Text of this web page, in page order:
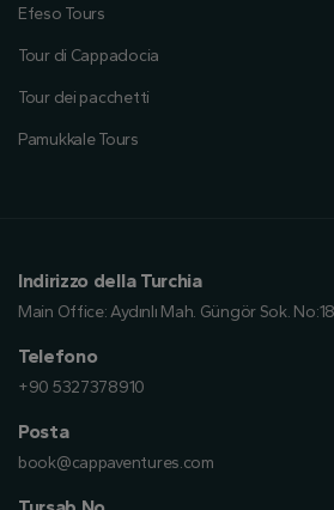
Efeso Tours
Tour di Cappadocia
Tour dei pacchetti
Pamukkale Tours
Indirizzo della Turchia
Main Office:Aydınlı Mah. Güngör Sok.
Telefono
+90 5327378910
Posta
book@cappaventures.com